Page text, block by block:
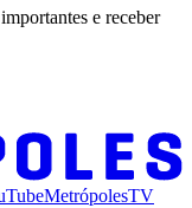
e receber
MetrópolesTV